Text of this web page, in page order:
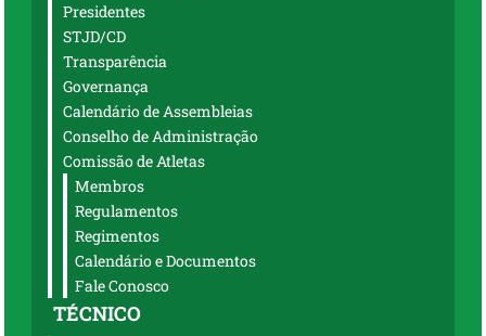
Presidentes
STJD/CD
Transparência
Governança
Calendário de Assembleias
Conselho de Administração
Comissão de Atletas
Membros
Regulamentos
Regimentos
Calendário e Documentos
Fale Conosco
TÉCNICO